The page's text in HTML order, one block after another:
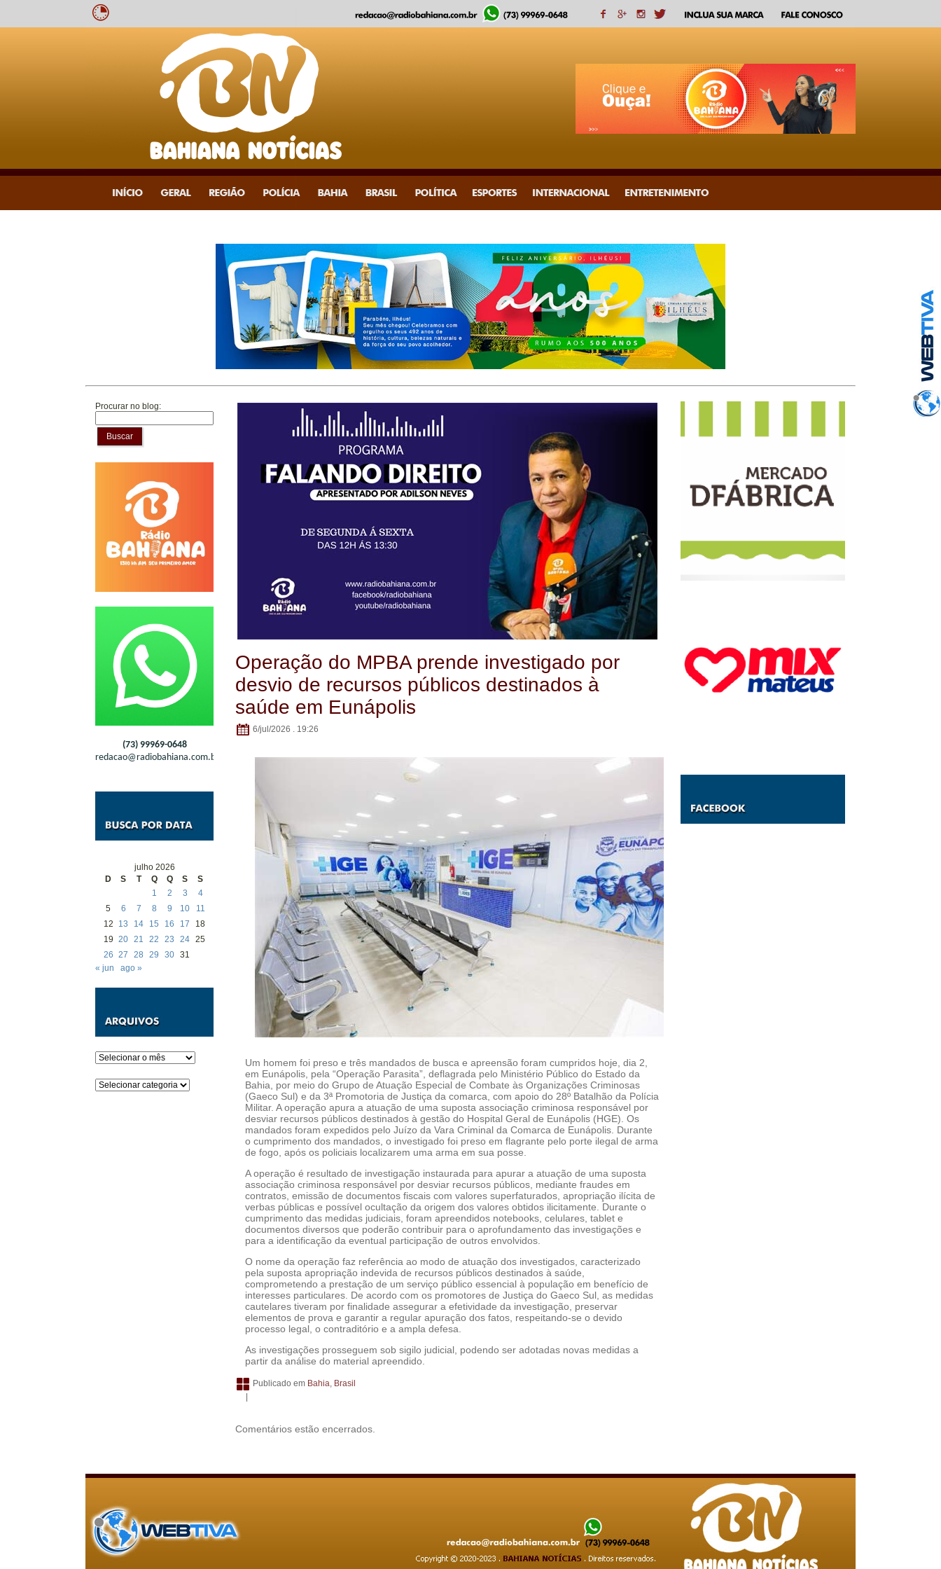
Procurar no blog:
Buscar
(73) 99969-0648
redacao@radiobahiana.com.br
julho 2026
D
S T Q Q S
S
1
2 3
4
5
6 7 8 9 10
11
12
13 14 15 16 17
18
19 20 21 22 23 24 25
26 27 28 29 30 31
« jun
ago »
Arquivos
Categorias
Operação do MPBA prende investigado por
desvio de recursos públicos destinados à
saúde em Eunápolis
6/jul/2026 . 19:26
Um homem foi preso e três mandados de busca e apreensão foram cumpridos hoje, dia 2,
em Eunápolis, pela “Operação Parasita”, deflagrada pelo Ministério Público do Estado da
Bahia, por meio do Grupo de Atuação Especial de Combate às Organizações Criminosas
(Gaeco Sul) e da 3ª Promotoria de Justiça da comarca, com apoio do 28º Batalhão da Polícia
Militar. A operação apura a atuação de uma suposta associação criminosa responsável por
desviar recursos públicos destinados à gestão do Hospital Geral de Eunápolis (HGE). Os
mandados foram expedidos pelo Juízo da Vara Criminal da Comarca de Eunápolis. Durante
o cumprimento dos mandados, o investigado foi preso em flagrante pelo porte ilegal de arma
de fogo, após os policiais localizarem uma arma em sua posse.
A operação é resultado de investigação instaurada para apurar a atuação de uma suposta
associação criminosa responsável por desviar recursos públicos, mediante fraudes em
contratos, emissão de documentos fiscais com valores superfaturados, apropriação ilícita de
verbas públicas e possível ocultação da origem dos valores obtidos ilicitamente. Durante o
cumprimento das medidas judiciais, foram apreendidos notebooks, celulares, tablet e
documentos diversos que poderão contribuir para o aprofundamento das investigações e
para a identificação da eventual participação de outros envolvidos.
O nome da operação faz referência ao modo de atuação dos investigados, caracterizado
pela suposta apropriação indevida de recursos públicos destinados à saúde,
comprometendo a prestação de um serviço público essencial à população em benefício de
interesses particulares. De acordo com os promotores de Justiça do Gaeco Sul, as medidas
cautelares tiveram por finalidade assegurar a efetividade da investigação, preservar
elementos de prova e garantir a regular apuração dos fatos, respeitando-se o devido
processo legal, o contraditório e a ampla defesa.
As investigações prosseguem sob sigilo judicial, podendo ser adotadas novas medidas a
partir da análise do material apreendido.
Publicado em Bahia, Brasil
Comentários estão encerrados.